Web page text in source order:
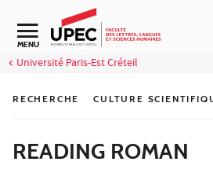
Aller au contenu
Navigation secondaire
MENU
Université Paris-Est Créteil
RECHERCHE CULTURE
READING ROMAN